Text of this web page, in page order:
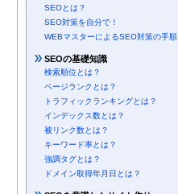
SEOとは？
SEO対策を自分で！
WEBマスターによるSEO対策の手順
SEOの基礎知識
検索順位とは？
ページランクとは？
トラフィックランキングとは？
インデックス数とは？
被リンク数とは？
キーワード率とは？
強調タグとは？
ドメイン取得年月日とは？